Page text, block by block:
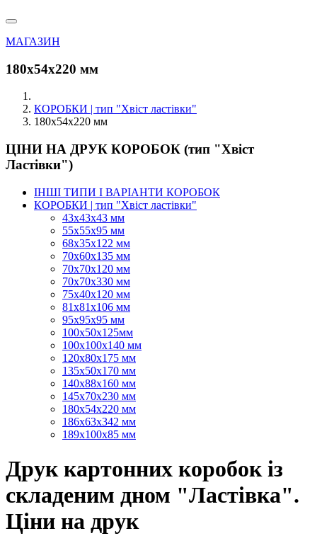
МАГАЗИН
180х54х220 мм
КОРОБКИ | тип "Хвіст ластівки"
180х54х220 мм
ЦІНИ НА ДРУК КОРОБОК (тип "Хвіст
Ластівки")
ІНШІ ТИПИ І ВАРІАНТИ КОРОБОК
КОРОБКИ | тип "Хвіст ластівки"
43х43х43 мм
55х55х95 мм
68х35х122 мм
70х60х135 мм
70х70х120 мм
70х70х330 мм
75х40х120 мм
81х81х106 мм
95х95х95 мм
100х50х125мм
100х100х140 мм
120х80х175 мм
135х50х170 мм
140х88х160 мм
145х70х230 мм
180х54х220 мм
186х63х342 мм
189х100х85 мм
Друк картонних коробок із
складеним дном "Ластівка".
Ціни на друк